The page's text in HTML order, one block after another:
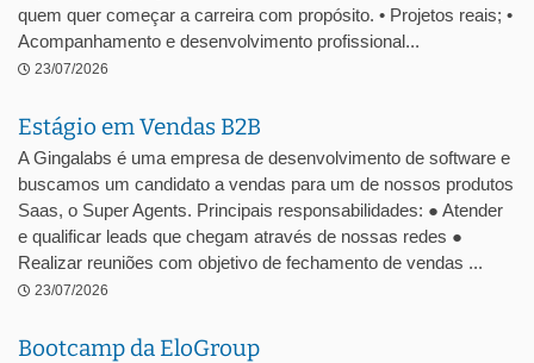
quem quer começar a carreira com propósito. • Projetos reais; •
Acompanhamento e desenvolvimento profissional...
23/07/2026
Estágio em Vendas B2B
A Gingalabs é uma empresa de desenvolvimento de software e
buscamos um candidato a vendas para um de nossos produtos
Saas, o Super Agents. Principais responsabilidades: ● Atender
e qualificar leads que chegam através de nossas redes ●
Realizar reuniões com objetivo de fechamento de vendas ...
23/07/2026
Bootcamp da EloGroup